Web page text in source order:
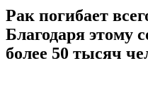
Рак погибает
Благодаря этому
более 50 тысяч